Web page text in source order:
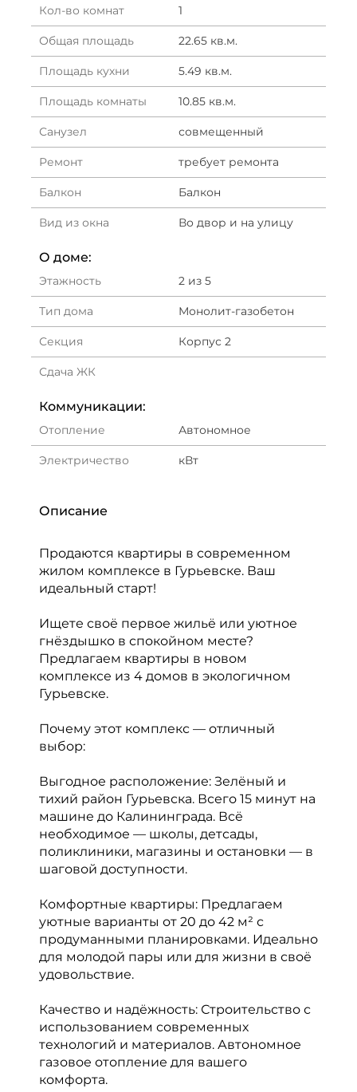
Кол-во комнат 1
Общая площадь 22.65 кв.м.
Площадь кухни 5.49 кв.м.
Площадь комнаты 10.85 кв.м.
Санузел совмещенный
Ремонт требует ремонта
Балкон Балкон
Вид из окна Во двор и на улицу
О доме:
Этажность 2 из 5
Тип дома Монолит-газобетон
Секция Корпус 2
Сдача ЖК
Коммуникации:
Отопление Автономное
Электричество кВт
Описание
Продаются квартиры в современном
жилом комплексе в Гурьевске. Ваш
идеальный старт!
Ищете своё первое жильё или уютное
гнёздышко в спокойном месте?
Предлагаем квартиры в новом
комплексе из 4 домов в экологичном
Гурьевске.
Почему этот комплекс — отличный
выбор:
Выгодное расположение: Зелёный и
тихий район Гурьевска. Всего 15 минут на
машине до Калининграда. Всё
необходимое — школы, детсады,
поликлиники, магазины и остановки — в
шаговой доступности.
Комфортные квартиры: Предлагаем
уютные варианты от 20 до 42 м² с
продуманными планировками. Идеально
для молодой пары или для жизни в своё
удовольствие.
Качество и надёжность: Строительство с
использованием современных
технологий и материалов. Автономное
газовое отопление для вашего
комфорта.